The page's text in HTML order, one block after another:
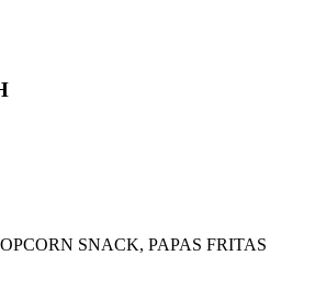
SNACK, PAPAS FRITAS